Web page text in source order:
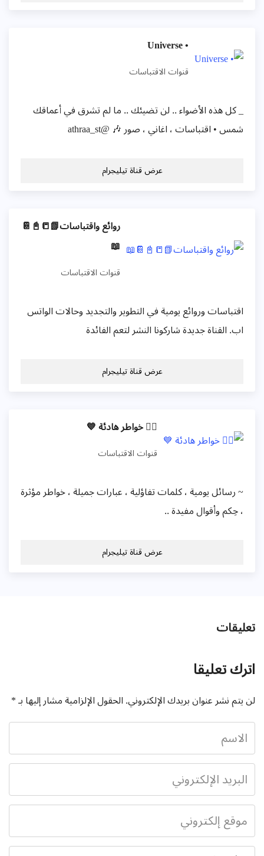
• Universe
قنوات الاقتباسات
_ كل هذه الأضواء .. لن تضيئك .. ما لم تشرق في أعماقك
شمس • اقتباسات ، اغاني ، صور 🎶 @athraa_st
عرض قناة تيليجرام
روائع واقتباسات📗📒📓📔
📖
قنوات الاقتباسات
اقتباسات وروائع يومية في التطوير والتجديد وحالات الواتس
اب. القناة جديدة شاركونا النشر لتعم الفائدة
عرض قناة تيليجرام
✍🏻 خواطر هادئة 💙
قنوات الاقتباسات
~ رسائل يومية ، كلمات تفاؤلية ، عبارات جميلة ، خواطر مؤثرة
، حِكم وأقوال مفيدة ..
عرض قناة تيليجرام
تعليقات
اترك تعليقا
لن يتم نشر عنوان بريدك الإلكتروني.الحقول الإلزامية مشار إليها بـ*